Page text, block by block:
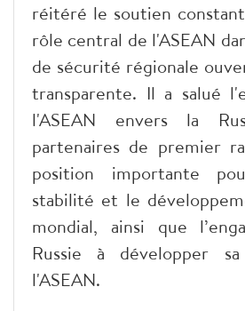
réitéré le soutien
rôle central de l'ASEAN
de sécurité régionale
transparente. Il a salué
l'ASEAN envers la
partenaires de premier
position importante
stabilité et le
mondial, ainsi que
Russie à développer
l'ASEAN.